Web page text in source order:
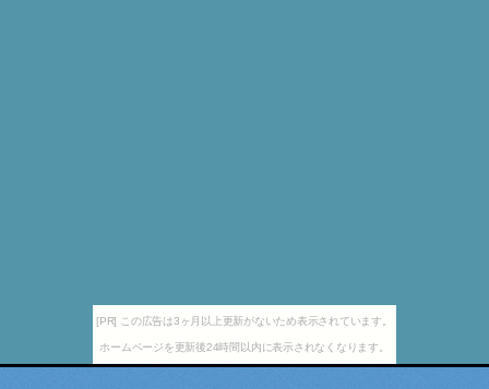
[PR] この広告は3ヶ月以上更新がないため表示されています。
ホームページを更新後24時間以内に表示されなくなります。